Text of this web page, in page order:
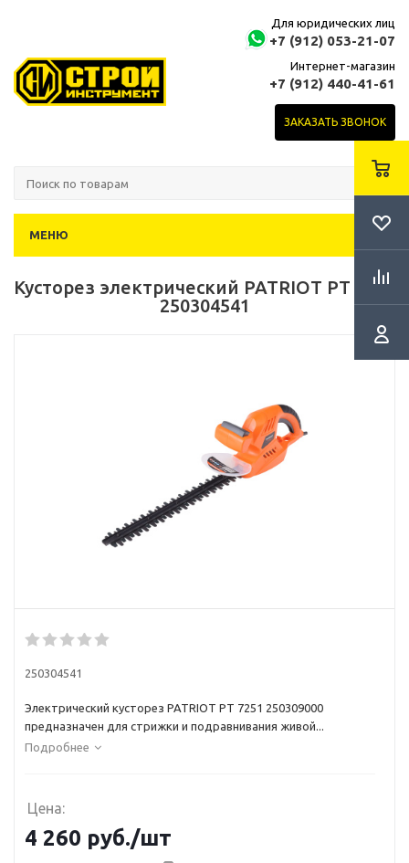
Для юридических лиц
+7 (912) 053-21-07
Интернет-магазин
+7 (912) 440-41-61
ЗАКАЗАТЬ ЗВОНОК
МЕНЮ
Кусторез электрический PATRIOT PT 4541
250304541
250304541
Электрический кусторез PATRIOT PT 7251 250309000
предназначен для стрижки и подравнивания живой...
Подробнее
Цена:
4 260 руб./шт